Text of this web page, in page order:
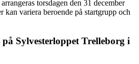
torsdagen den 31 december
kan variera beroende på startgrupp och
Sylvesterloppet Trelleborg i